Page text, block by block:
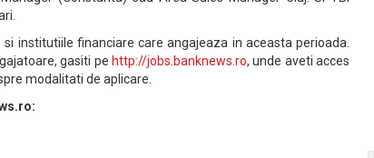
institutiile financiare care angajeaza in aceasta perioada.
gasiti pe http://jobs.banknews.ro, unde aveti acces
modalitati de aplicare.